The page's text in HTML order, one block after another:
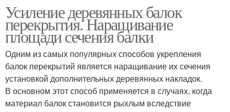
Усиление деревянных балок
перекрытия. Наращивание
площади сечения балки
Одним из самых популярных способов укрепления
балок перекрытий является наращивание их сечения
установкой дополнительных деревянных накладок.
В основном этот способ применяется в случаях, когда
материал балок становится рыхлым вследствие